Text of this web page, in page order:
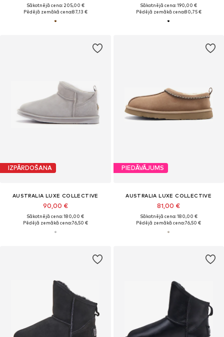
Sākotnējā cena: 205,00 €
Pēdējā zemākā cena:87,13 €
Sākotnējā cena: 190,00 €
Pēdējā zemākā cena:80,75 €
IZPĀRDOŠANA
AUSTRALIA LUXE COLLECTIVE
90,00 €
Sākotnējā cena: 180,00 €
Pēdējā zemākā cena:76,50 €
PIEDĀVĀJUMS
AUSTRALIA LUXE COLLECTIVE
81,00 €
Sākotnējā cena: 180,00 €
Pēdējā zemākā cena:76,50 €